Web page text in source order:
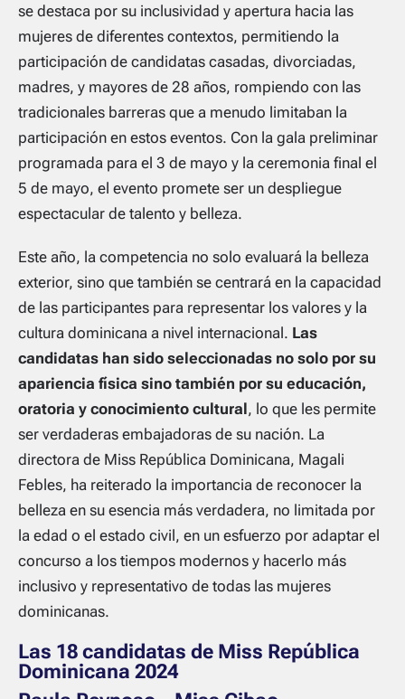
se destaca por su inclusividad y apertura hacia las
mujeres de diferentes contextos, permitiendo la
participación de candidatas casadas, divorciadas,
madres, y mayores de 28 años, rompiendo con las
tradicionales barreras que a menudo limitaban la
participación en estos eventos. Con la gala preliminar
programada para el 3 de mayo y la ceremonia final el
5 de mayo, el evento promete ser un despliegue
espectacular de talento y belleza.
Este año, la competencia no solo evaluará la belleza
exterior, sino que también se centrará en la capacidad
de las participantes para representar los valores y la
cultura dominicana a nivel internacional. Las
candidatas han sido seleccionadas no solo por su
apariencia física sino también por su educación,
oratoria y conocimiento cultural, lo que les permite
ser verdaderas embajadoras de su nación. La
directora de Miss República Dominicana, Magali
Febles, ha reiterado la importancia de reconocer la
belleza en su esencia más verdadera, no limitada por
la edad o el estado civil, en un esfuerzo por adaptar el
concurso a los tiempos modernos y hacerlo más
inclusivo y representativo de todas las mujeres
dominicanas.
Las 18 candidatas de Miss República
Dominicana 2024